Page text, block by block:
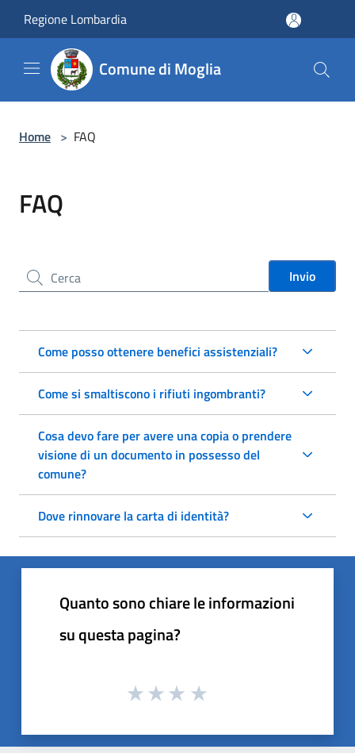
Regione Lombardia
Comune di Moglia
Home > FAQ
FAQ
Cerca nel sito Invio
Come posso ottenere benefici assistenziali?
Come si smaltiscono i rifiuti ingombranti?
Cosa devo fare per avere una copia o prendere
visione di un documento in possesso del
comune?
Dove rinnovare la carta di identità?
Quanto sono chiare le informazioni
su questa pagina?